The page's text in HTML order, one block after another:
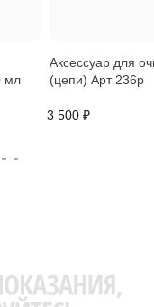
мл
Аксессуар для
(цепи) Арт 236р
3 500 ₽